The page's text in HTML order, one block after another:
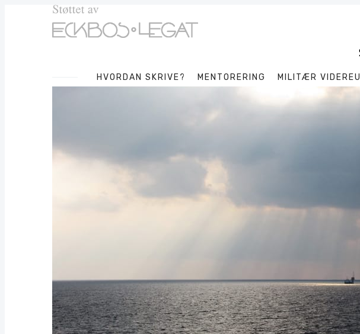
HVORDAN SKRIVE? MENTORERING MILITÆR